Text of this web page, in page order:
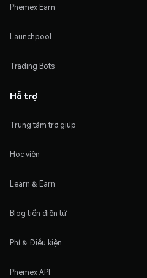
Phemex Earn
Launchpool
Trading Bots
Hỗ trợ
Trung tâm trợ giúp
Học viện
Learn & Earn
Blog tiền điện tử
Phí & Điều kiện
Phemex API